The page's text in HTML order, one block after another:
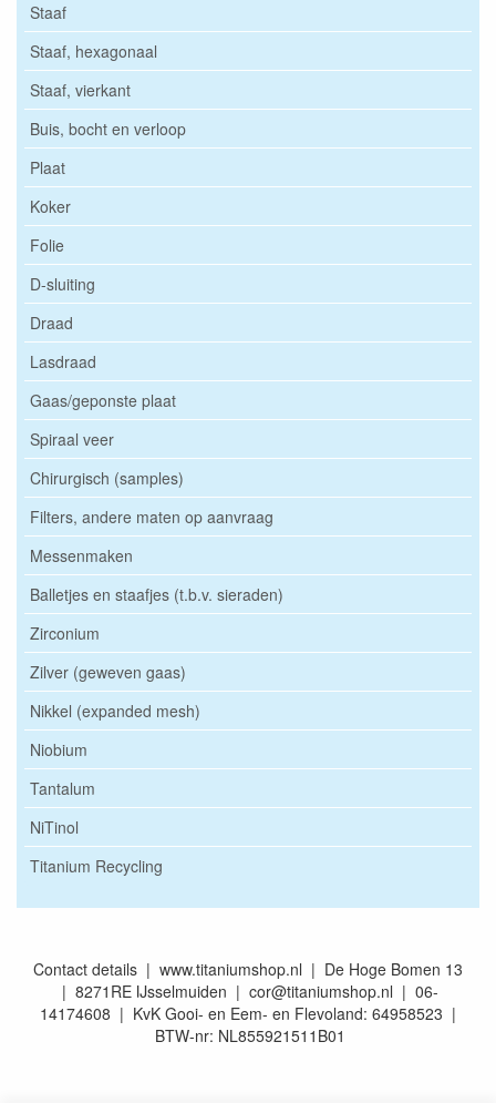
Staaf
Staaf, hexagonaal
Staaf, vierkant
Buis, bocht en verloop
Plaat
Koker
Folie
D-sluiting
Draad
Lasdraad
Gaas/geponste plaat
Spiraal veer
Chirurgisch (samples)
Filters, andere maten op aanvraag
Messenmaken
Balletjes en staafjes (t.b.v. sieraden)
Zirconium
Zilver (geweven gaas)
Nikkel (expanded mesh)
Niobium
Tantalum
NiTinol
Titanium Recycling
Contact details | www.titaniumshop.nl | De Hoge Bomen 13
| 8271RE IJsselmuiden | cor@titaniumshop.nl | 06-
14174608 | KvK Gooi- en Eem- en Flevoland: 64958523 |
BTW-nr: NL855921511B01